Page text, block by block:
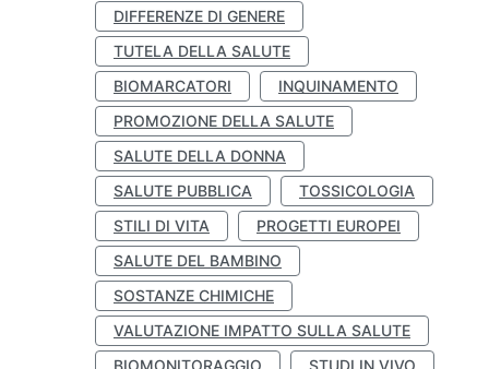
DIFFERENZE DI GENERE
TUTELA DELLA SALUTE
BIOMARCATORI
INQUINAMENTO
PROMOZIONE DELLA SALUTE
SALUTE DELLA DONNA
SALUTE PUBBLICA
TOSSICOLOGIA
STILI DI VITA
PROGETTI EUROPEI
SALUTE DEL BAMBINO
SOSTANZE CHIMICHE
VALUTAZIONE IMPATTO SULLA SALUTE
BIOMONITORAGGIO
STUDI IN VIVO